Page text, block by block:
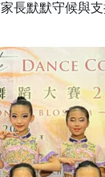
長默默守候與